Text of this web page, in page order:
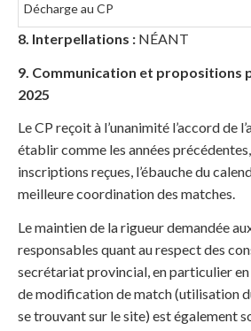
Décharge au CP
8. Interpellations : NÉANT
9. Communication et propositions
2025
Le CP reçoit à l’unanimité l’accord de
établir comme les années
inscriptions reçues, l’ébauche du
meilleure coordination des matches.
Le maintien de la rigueur demandée
responsables quant au respect des
secrétariat provincial, en particulier
de modification de match (utilisation
se trouvant sur le site) est également